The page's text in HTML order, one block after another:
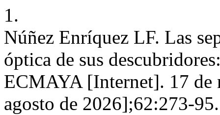
1.
Núñez Enríquez LF. Las
óptica de sus
ECMAYA [Internet]. 17 de
agosto de 2026];62:273-